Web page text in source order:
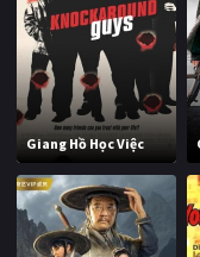
Giang Hồ Học Việc